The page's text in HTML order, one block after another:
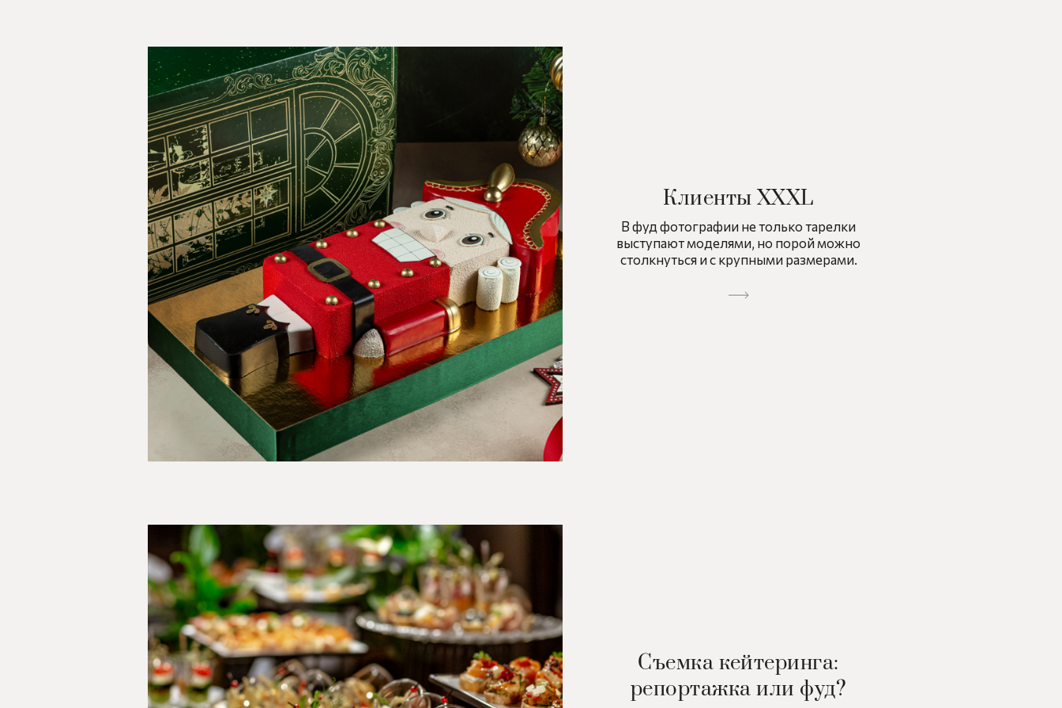
Клиенты XXXL
В фуд фотографии не только тарелки
выступают моделями, но порой можно
столкнуться и с крупными размерами.
Съемка кейтеринга:
репортажка или фуд?